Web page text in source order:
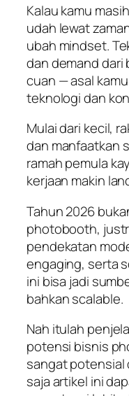
Kalau kamu
udah lewat
ubah mindset.
dan demand dari
cuan — asal
teknologi dan
Mulai dari kecil,
dan manfaatkan
ramah pemula
kerjaan makin
Tahun 2026
photobooth,
pendekatan
engaging, serta
ini bisa jadi
bahkanscalable.
Nah itulah
potensi bisnis
sangat potensial
saja artikel ini